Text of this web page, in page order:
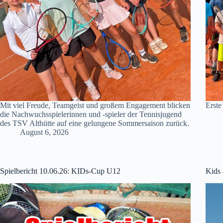
Mit viel Freude, Teamgeist und großem Engagement blicken
die Nachwuchsspielerinnen und -spieler der Tennisjugend
des TSV Althütte auf eine gelungene Sommersaison zurück.
August 6, 2026
Spielbericht 10.06.26: KIDs-Cup U12 Kids